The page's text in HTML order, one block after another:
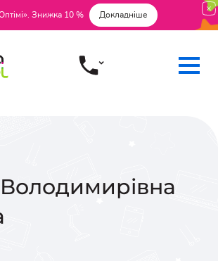
Знижка 10 % Докладніше